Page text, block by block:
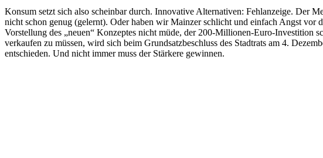
Konsum setzt sich also scheinbar durch. Innovative Alternativen: Fehlanzeige. Der
nicht schon genug (gelernt). Oder haben wir Mainzer schlicht und einfach Angst
Vorstellung des „neuen“ Konzeptes nicht müde, der 200-Millionen-Euro-Investition
verkaufen zu müssen, wird sich beim Grundsatzbeschluss des Stadtrats am 4.
entschieden. Und nicht immer muss der Stärkere gewinnen.